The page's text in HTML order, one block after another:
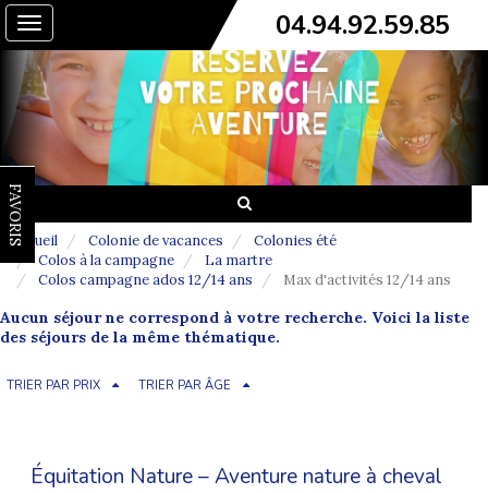
Toggle
navigation
04.94.92.59.85
FAVORIS
Accueil Colonie de vacances
Colonies été
Colos à la campagne
La martre
Colos campagne ados 12/14 ans
Max d'activités 12/14 ans
Aucun séjour ne correspond à votre recherche. Voici la liste
des séjours de la même thématique.
TRIER PAR PRIX TRIER PAR ÂGE
Équitation Nature – Aventure nature à cheval